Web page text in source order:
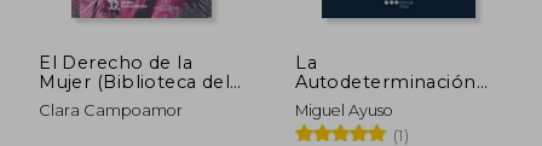
5%
dcto.
20,00 € 5%
El Derecho de la
Mujer (Biblioteca del
Ilustre Colegio de
Abogados de Madrid)
Clara Campoamor
La
Autodeterminación
(Prudentia Iuris)
Miguel Ayuso
(1)